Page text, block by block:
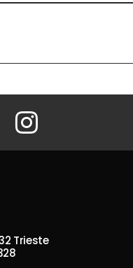
Instagram
Trieste